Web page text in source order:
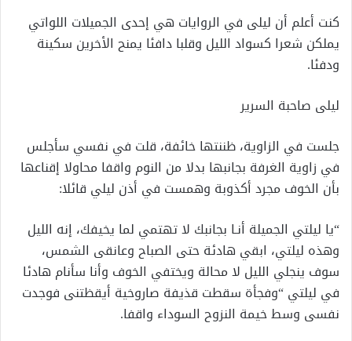
كنت أعلم أن لیلی في الروايات هي إحدى الجميلات اللواتي
يملكن شعرا کسواد الليل وقلبا دافئا يمنح الأخرين سكينة
ودفئا.
ليلی صاحبة السرير
جلست في الزاوية، ظننتها خائفة، قلت في نفسي سأجلس
في زاوية الغرفة بجانبها بدلا من النوم واقفا محاولا إقناعها
بأن الخوف مجرد أكذوبة وهمست في أذن لیلي قائلا:
“يا ليلتي الجميلة أنـا بجانبك لا تهتمي لما يخيفك، إنه الليل
وهذه ليلتي، ابقي هادئة حتى الصباح وعانقى الشمس،
سوف ينجلي الليل لا محالة ويختفي الخوف وأنا سأنام هادئا
في ليلتي “وفجأة سقطت قذيفة صاروخية أيقظتنی فوجدت
نفسی وسط خيمة النزوح السوداء واقفا.